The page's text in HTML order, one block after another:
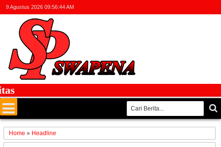
9 Agustus 2026 09:56:44 AM
Home » Headline